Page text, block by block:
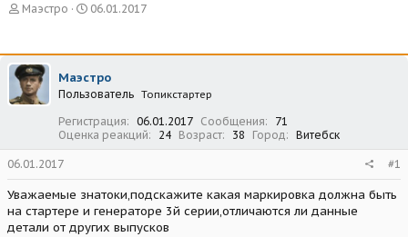
А
о
р
т
е
Маэстро
Д
а
а
ч
л
а
06.01.2017
Маэстро
Пользователь Топикстартер
Регистрация 06.01.2017 Сообщения
71
Оценка реакций
24 Возраст 38 Город Витебск
06.01.2017 #1
Уважаемые знатоки,подскажите какая маркировка должна быть
на стартере и генераторе 3й серии,отличаются ли данные
детали от других выпусков